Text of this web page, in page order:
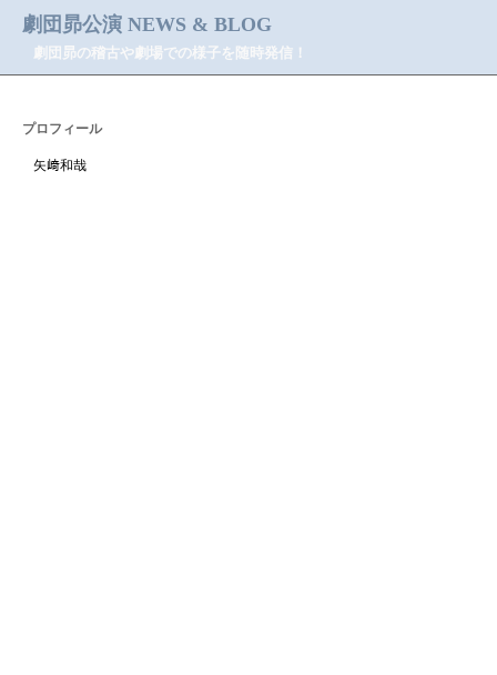
劇団昴公演 NEWS & BLOG
劇団昴の稽古や劇場での様子を随時発信！
プロフィール
矢﨑和哉